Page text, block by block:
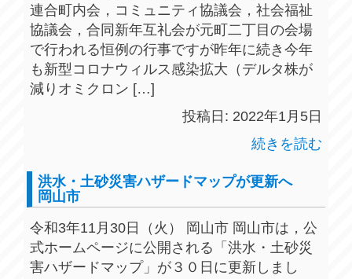
連合町内会，コミュニティ協議会，社会福祉
協議会，合同新年互礼会が元町二丁目の会場
で行われる恒例の行事ですが昨年に続き今年
も新型コロナウィルス感染拡大（デルタ株が
減りオミクロン […]
投稿日: 2022年1月5日
続きを読む
洪水・土砂災害ハザードマップが更新へ
岡山市
令和3年11月30日（火） 岡山市 岡山市は，公
式ホームページに公開される「洪水・土砂災
害ハザードマップ」が３０日に更新しまし